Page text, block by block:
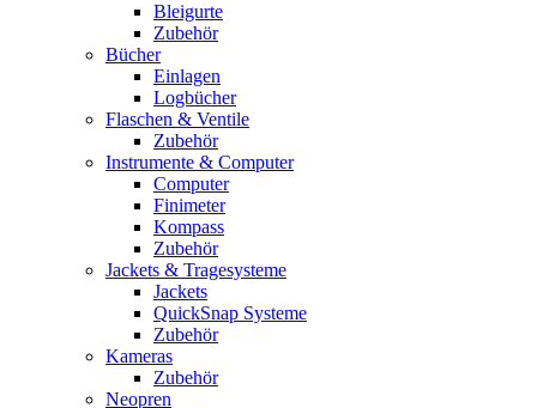
Bleigurte
Zubehör
Bücher
Einlagen
Logbücher
Flaschen & Ventile
Zubehör
Instrumente & Computer
Computer
Finimeter
Kompass
Zubehör
Jackets & Tragesysteme
Jackets
QuickSnap Systeme
Zubehör
Kameras
Zubehör
Neopren